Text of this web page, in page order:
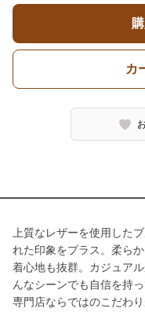
カ
上質なレザーを使用した
れた印象をプラス。柔ら
着心地も抜群。カジュア
んなシーンでも自信を持
専門店ならではのこだわ